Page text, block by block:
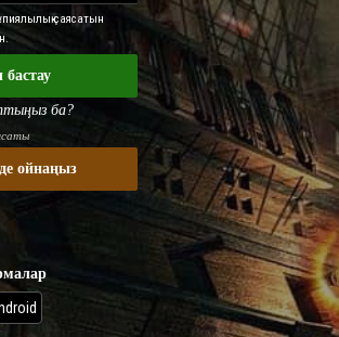
саясатын
ба?
ойнаңыз